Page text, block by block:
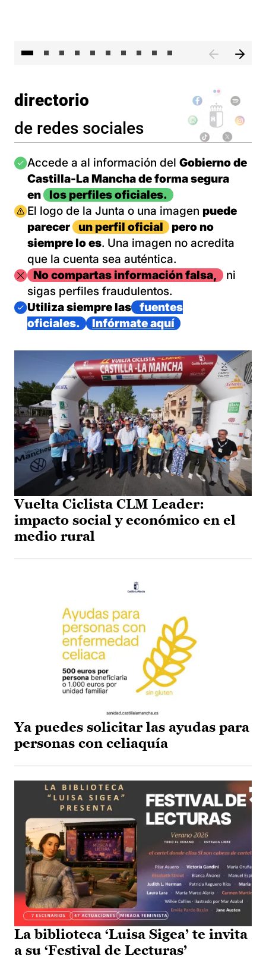
directorio
de redes sociales
Imagen
Accede a al información del Gobierno de
Castilla-La Mancha de forma segura
en
los perfiles oficiales.
Imagen
El logo de la Junta o una imagen puede
parecer
un perfil oficial
pero no
siempre lo es. Una imagen no acredita
que la cuenta sea auténtica.
ImagenNo compartas información falsa,
ni
sigas perfiles fraudulentos.
Imagen
Utiliza siempre las
fuentes
oficiales.
Infórmate aquí
Vuelta Ciclista CLM Leader:
impacto social y económico en el
medio rural
Ya puedes solicitar las ayudas para
personas con celiaquía
La biblioteca ‘Luisa Sigea’ te invita
a su ‘Festival de Lecturas’